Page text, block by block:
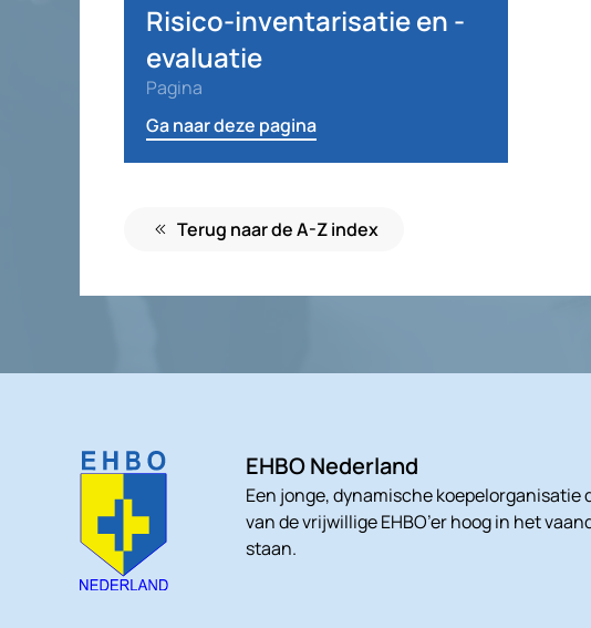
Risico-inventarisatie en -
evaluatie
Pagina
Ga naar deze pagina
Terug naar de A-Z index
EHBO Nederland
Een jonge, dynamische koepelorganisatie
van de vrijwillige EHBO’er hoog in het
staan.